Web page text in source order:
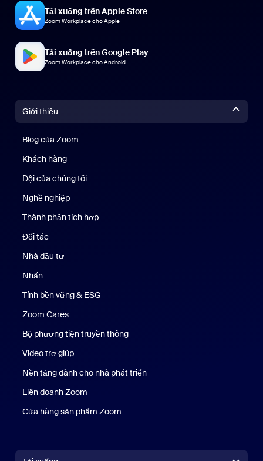
Tải xuống trên Apple Store
Zoom Workplace cho Apple
Tải xuống trên Google Play
Zoom Workplace cho Android
Giới thiệu
Blog của Zoom
Khách hàng
Đội của chúng tôi
Nghề nghiệp
Thành phần tích hợp
Đối tác
Nhà đầu tư
Nhấn
Tính bền vững & ESG
Zoom Cares
Bộ phương tiện truyền thông
Video trợ giúp
Nền tảng dành cho nhà phát triển
Liên doanh Zoom
Cửa hàng sản phẩm Zoom